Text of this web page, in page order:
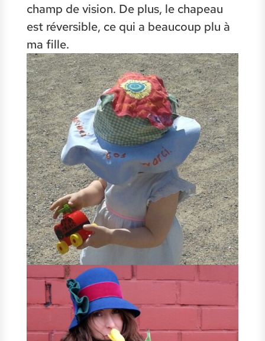
champ de vision. De plus, le chapeau
est réversible, ce qui a beaucoup plu à
ma fille.